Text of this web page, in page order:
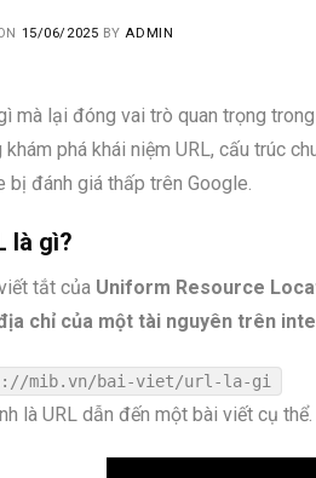
15/06/2025 BY ADMIN
mà lại đóng vai trò quan trọng
khám phá khái niệm URL, cấu trúc
bị đánh giá thấp trên Google.
là gì?
tắt của Uniform Resource
chỉ của một tài nguyên trên
//mib.vn/bai-viet/url-la-gi
là URL dẫn đến một bài viết cụ thể.